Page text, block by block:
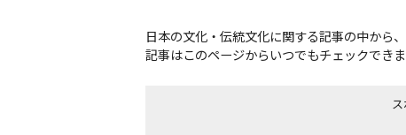
日本の文化・伝統文化に関する記事の中から
記事はこのページからいつでもチェックできま